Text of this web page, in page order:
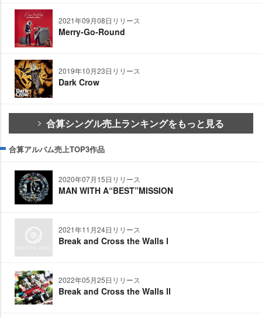
2021年09月08日リリース
Merry-Go-Round
2019年10月23日リリース
Dark Crow
合算シングル売上ランキングをもっと見る
合算アルバム売上TOP3作品
2020年07月15日リリース
MAN WITH A“BEST”MISSION
2021年11月24日リリース
Break and Cross the Walls Ⅰ
2022年05月25日リリース
Break and Cross the Walls Ⅱ